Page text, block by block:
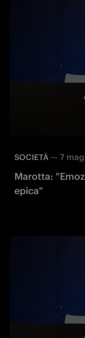
SOCIETÀ — 7
Marotta:
epica"